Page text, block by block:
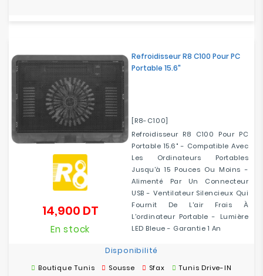
Refroidisseur R8 C100 Pour PC
Portable 15.6"
[R8-C100]
Refroidisseur R8 C100 Pour PC
Portable 15.6" - Compatible Avec
Les Ordinateurs Portables
Jusqu'à 15 Pouces Ou Moins -
Alimenté Par Un Connecteur
USB - Ventilateur Silencieux Qui
Fournit De L'air Frais À
L'ordinateur Portable - Lumière
LED Bleue - Garantie 1 An
14,900 DTPrix
En stock
Disponibilité
Boutique Tunis Sousse Sfax Tunis Drive-IN